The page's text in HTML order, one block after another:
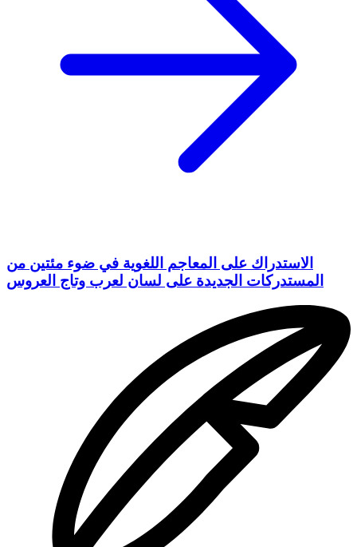
الاستدراك على المعاجم اللغوية في ضوء مئتين من
المستدركات الجديدة على لسان لعرب وتاج العروس